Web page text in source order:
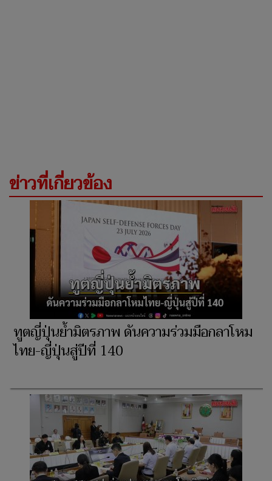
ข่าวที่เกี่ยวข้อง
ทูตญี่ปุ่นย้ำมิตรภาพ ดันความร่วมมือกลาโหม
ไทย-ญี่ปุ่นสู่ปีที่ 140